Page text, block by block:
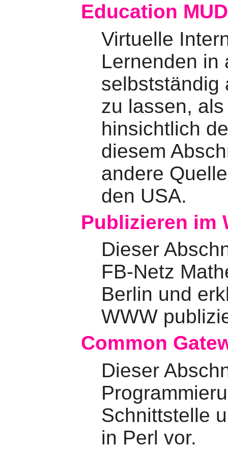
Education
Virtuelle
Lernenden in
selbstständig
zu lassen,
hinsichtlich
diesem
andere
den USA.
Publizieren im
Dieser
FB-Netz
Berlin und
WWW
Common
Dieser
Schnittstelle
in Perl vor.